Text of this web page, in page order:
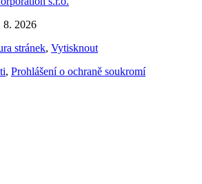
8. 2026
stránek, Vytisknout
, Prohlášení o ochraně soukromí